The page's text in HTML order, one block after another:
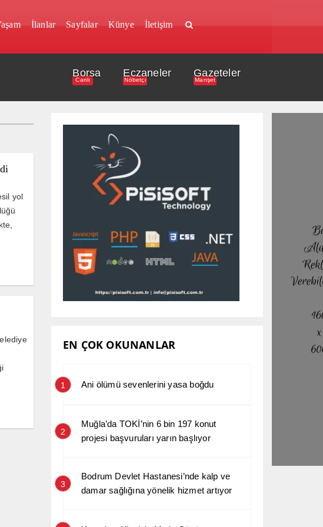
İlanlar Sayfalar Künye İletişim
Borsa
Canlı
Eczaneler
Nöbetçi
Gazeteler
Manşet
yol
EN ÇOK OKUNANLAR
1 Ani ölümü sevenlerini yasa boğdu
2
Muğla’da TOKİ’nin 6 bin 197 konut
projesi başvuruları yarın başlıyor
3
Bodrum Devlet Hastanesi’nde kalp ve
damar sağlığına yönelik hizmet artıyor